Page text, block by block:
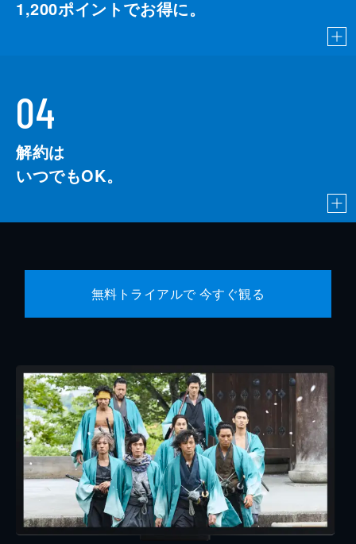
1,200ポイントでお得に。
04
解約は
いつでもOK。
無料トライアルで 今すぐ観る